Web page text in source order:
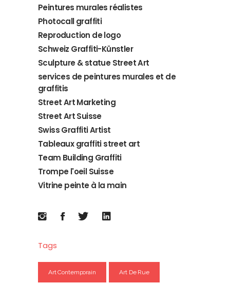
Peintures murales réalistes
Photocall graffiti
Reproduction de logo
Schweiz Graffiti-Künstler
Sculpture & statue Street Art
services de peintures murales et de
graffitis
Street Art Marketing
Street Art Suisse
Swiss Graffiti Artist
Tableaux graffiti street art
Team Building Graffiti
Trompe l'oeil Suisse
Vitrine peinte à la main
Tags
Art Contemporain Art De Rue